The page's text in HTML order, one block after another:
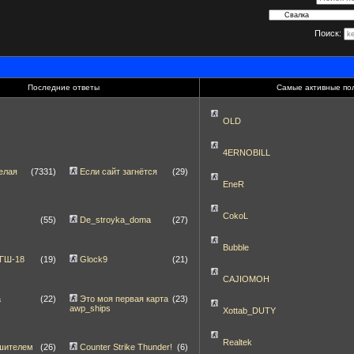
Поиск:
Последние ответы Самые активные
(7331) Если сайт загнётся (29)
(55) De_stroyka_doma (27)
18 (19) Glock9 (21)
(22)
Это моя первая карта
awp_ships
(23)
(26) Counter Strike Thunder! (6)
OLD
4ERNOBILL
EneR
CokoL
Bubble
CAJIOMOH
Xottab_DUTY
Realtek